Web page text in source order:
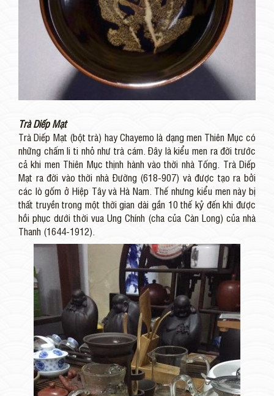
Trà Diếp Mạt
Trà Diếp Mạt (bột trà) hay Chayemo là dạng men Thiên Mục có
những chấm li ti nhỏ như trà cám. Đây là kiểu men ra đời trước
cả khi men Thiên Mục thịnh hành vào thời nhà Tống. Trà Diếp
Mạt ra đời vào thời nhà Đường (618-907) và được tạo ra bởi
các lò gốm ở Hiệp Tây và Hà Nam. Thế nhưng kiểu men này bị
thất truyền trong một thời gian dài gần 10 thế kỷ đến khi được
hồi phục dưới thời vua Ung Chính (cha của Càn Long) của nhà
Thanh (1644-1912).